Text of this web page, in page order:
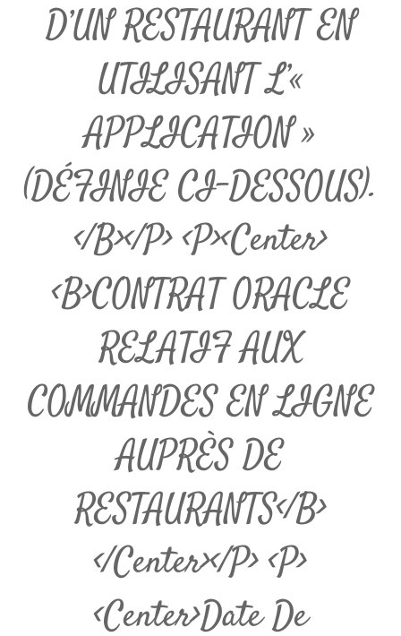
D’UN RESTAURANT EN
UTILISANT L’«
APPLICATION »
(DÉFINIE CI-DESSOUS).
</b></p> <p><center>
<b>CONTRAT ORACLE
RELATIF AUX
COMMANDES EN LIGNE
AUPRÈS DE
RESTAURANTS</b>
</center></p> <p>
<center>Date De